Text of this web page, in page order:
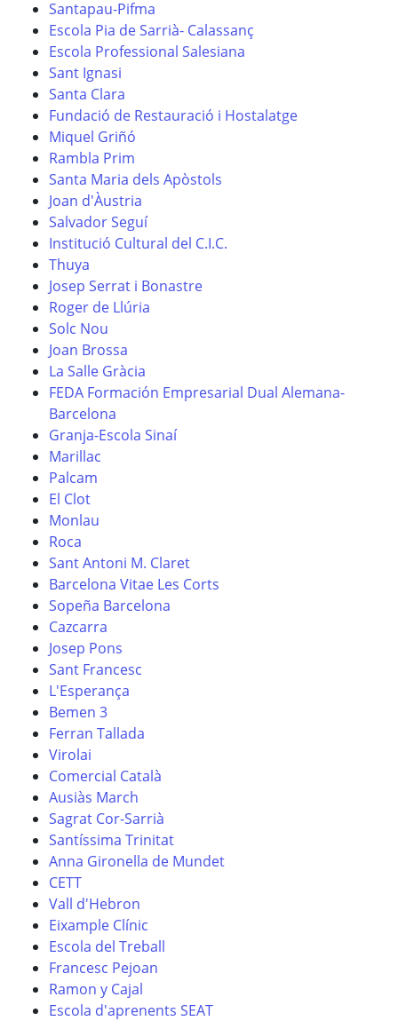
Santapau-Pifma
Escola Pia de Sarrià- Calassanç
Escola Professional Salesiana
Sant Ignasi
Santa Clara
Fundació de Restauració i Hostalatge
Miquel Griñó
Rambla Prim
Santa Maria dels Apòstols
Joan d'Àustria
Salvador Seguí
Institució Cultural del C.I.C.
Thuya
Josep Serrat i Bonastre
Roger de Llúria
Solc Nou
Joan Brossa
La Salle Gràcia
FEDA Formación Empresarial Dual Alemana-
Barcelona
Granja-Escola Sinaí
Marillac
Palcam
El Clot
Monlau
Roca
Sant Antoni M. Claret
Barcelona Vitae Les Corts
Sopeña Barcelona
Cazcarra
Josep Pons
Sant Francesc
L'Esperança
Bemen 3
Ferran Tallada
Virolai
Comercial Català
Ausiàs March
Sagrat Cor-Sarrià
Santíssima Trinitat
Anna Gironella de Mundet
CETT
Vall d'Hebron
Eixample Clínic
Escola del Treball
Francesc Pejoan
Ramon y Cajal
Escola d'aprenents SEAT